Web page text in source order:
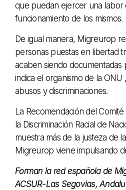
que puedan ejercer una labor
funcionamiento de los mismos.
De igual manera, Migreurop
personas puestas en libertad
acaben siendo documentadas
indica el organismo de la ONU
abusos y discriminaciones.
La Recomendación del
la Discriminación Racial de
muestra más de la justeza de
Migreurop viene impulsando
Forman la red española de
ACSUR-Las Segovias,